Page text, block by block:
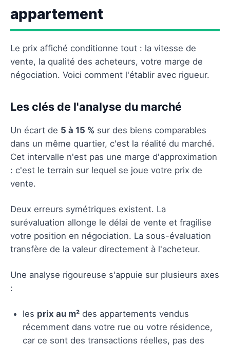
appartement
Le prix affiché conditionne tout : la vitesse de
vente, la qualité des acheteurs, votre marge de
négociation. Voici comment l'établir avec rigueur.
Les clés de l'analyse du marché
Un écart de 5 à 15 % sur des biens comparables
dans un même quartier, c'est la réalité du marché.
Cet intervalle n'est pas une marge d'approximation
: c'est le terrain sur lequel se joue votre prix de
vente.
Deux erreurs symétriques existent. La
surévaluation allonge le délai de vente et fragilise
votre position en négociation. La sous-évaluation
transfère de la valeur directement à l'acheteur.
Une analyse rigoureuse s'appuie sur plusieurs axes
:
les prix au m² des appartements vendus
récemment dans votre rue ou votre résidence,
car ce sont des transactions réelles, pas des